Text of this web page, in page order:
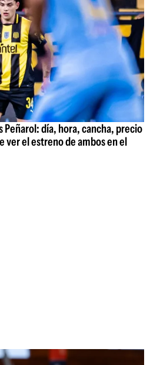
día, hora, cancha, precio
ver el estreno de ambos en el